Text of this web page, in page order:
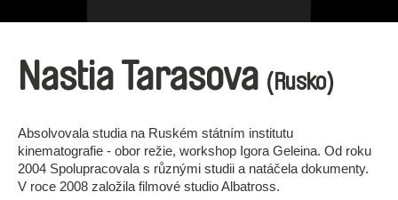
Nastia Tarasova (Rusko)
Absolvovala studia na Ruském státním institutu
kinematografie - obor režie, workshop Igora Geleina. Od roku
2004 Spolupracovala s různými studii a natáčela dokumenty.
V roce 2008 založila filmové studio Albatross.